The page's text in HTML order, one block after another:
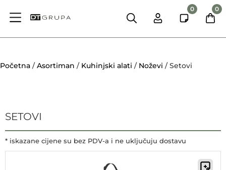
0 0
Početna /Asortiman / Kuhinjski alati / Noževi / Setovi
SETOVI
* iskazane cijene su bez PDV-a i ne uključuju dostavu